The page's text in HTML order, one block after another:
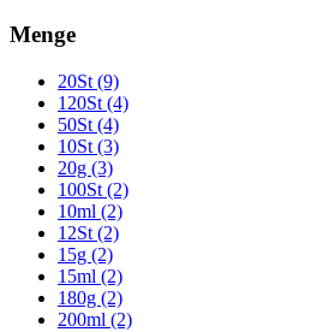
Menge
20St (9)
120St (4)
50St (4)
10St (3)
20g (3)
100St (2)
10ml (2)
12St (2)
15g (2)
15ml (2)
180g (2)
200ml (2)